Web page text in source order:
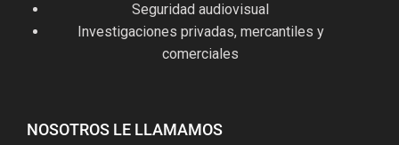
Seguridad audiovisual
Investigaciones privadas, mercantiles y
comerciales
NOSOTROS LE LLAMAMOS